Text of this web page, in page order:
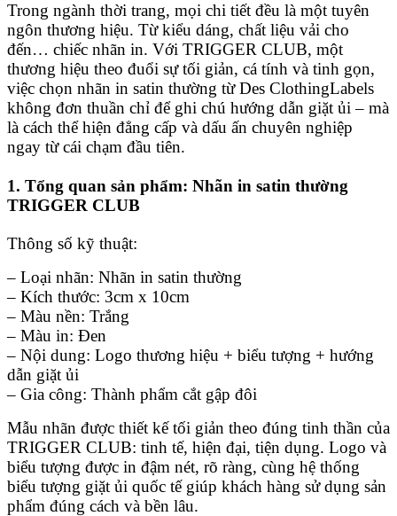
Trong ngành thời trang, mọi chi tiết đều là một tuyên
ngôn thương hiệu. Từ kiểu dáng, chất liệu vải cho
đến… chiếc nhãn in. Với TRIGGER CLUB, một
thương hiệu theo đuổi sự tối giản, cá tính và tinh gọn,
việc chọn nhãn in satin thường từ Des ClothingLabels
không đơn thuần chỉ để ghi chú hướng dẫn giặt ủi – mà
là cách thể hiện đẳng cấp và dấu ấn chuyên nghiệp
ngay từ cái chạm đầu tiên.
1. Tổng quan sản phẩm: Nhãn in satin thường
TRIGGER CLUB
Thông số kỹ thuật:
– Loại nhãn: Nhãn in satin thường
– Kích thước: 3cm x 10cm
– Màu nền: Trắng
– Màu in: Đen
– Nội dung: Logo thương hiệu + biểu tượng + hướng
dẫn giặt ủi
– Gia công: Thành phẩm cắt gập đôi
Mẫu nhãn được thiết kế tối giản theo đúng tinh thần của
TRIGGER CLUB: tinh tế, hiện đại, tiện dụng. Logo và
biểu tượng được in đậm nét, rõ ràng, cùng hệ thống
biểu tượng giặt ủi quốc tế giúp khách hàng sử dụng sản
phẩm đúng cách và bền lâu.